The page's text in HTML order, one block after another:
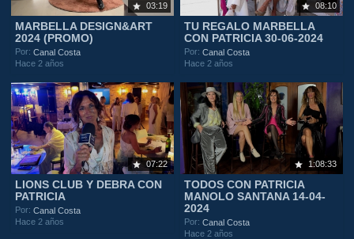
03:19
MARBELLA DESIGN&ART
2024 (PROMO)
Por:Canal Costa
Hace 2 años
08:10
TU REGALO MARBELLA
CON PATRICIA 30-06-2024
Por:Canal Costa
Hace 2 años
07:22
LIONS CLUB Y DEBRA CON
PATRICIA
Por:Canal Costa
Hace 2 años
1:08:33
TODOS CON PATRICIA
MANOLO SANTANA 14-04-
2024
Por:Canal Costa
Hace 2 años